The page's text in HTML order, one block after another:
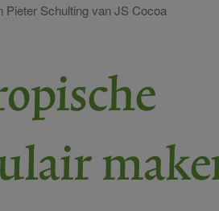
Pieter Schulting van JS Cocoa